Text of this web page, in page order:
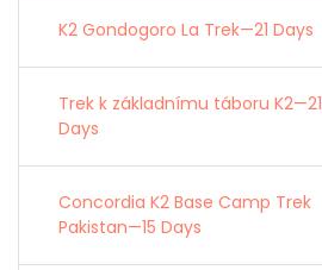
K2 Gondogoro La Trek—21 Days
Trek k základnímu táboru K2—21
Days
Concordia K2 Base Camp Trek
Pakistan—15 Days